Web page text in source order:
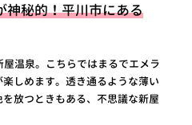
神秘的！平川市にある
温泉。こちらではまるでエメラ
しめます。透き通るような薄い
放つときもある、不思議な新屋